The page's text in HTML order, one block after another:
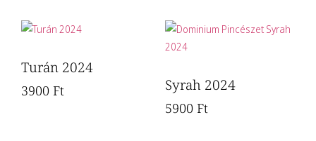
Turán 2024
3900 Ft Syrah 2024
5900 Ft